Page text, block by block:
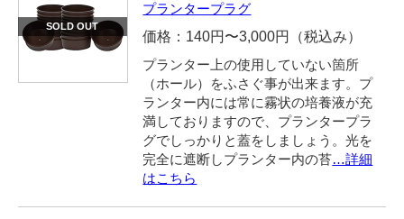
SOLD OUT
プランタープラグ
価格：140円〜3,000円（税込み）
プランター上の使用していない箇所
（ホール）をふさぐ事が出来ます。プ
ランター内には常に霧状の培養液が充
満しておりますので、プランタープラ
グでしっかりと蓋をしましょう。光を
完全に遮断しプランター内の苔…詳細
はこちら